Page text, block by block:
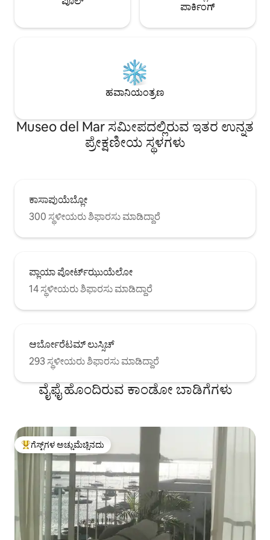
ಪಾರ್ಕಿಂಗ್
ಹವಾನಿಯಂತ್ರಣ
Museo del Mar ಸಮೀಪದಲ್ಲಿರುವ ಇತರ ಉನ್ನತ
ಪ್ರೇಕ್ಷಣೀಯ ಸ್ಥಳಗಳು
ಕಾಸಾಪುಯೆಬ್ಲೋ
300 ಸ್ಥಳೀಯರು ಶಿಫಾರಸು ಮಾಡಿದ್ದಾರೆ
ಪ್ಲಾಯಾ ಪೋರ್ಟ್‌ಝುಯೆಲೋ
14 ಸ್ಥಳೀಯರು ಶಿಫಾರಸು ಮಾಡಿದ್ದಾರೆ
ಆರ್ಬೋರೆಟಮ್ ಲುಸ್ಸಿಚ್
293 ಸ್ಥಳೀಯರು ಶಿಫಾರಸು ಮಾಡಿದ್ದಾರೆ
ವೈಫೈ ಹೊಂದಿರುವ ಕಾಂಡೋ ಬಾಡಿಗೆಗಳು
ಗೆಸ್ಟ್‌ಗಳಿಗೆ ಅತಿ ಹೆಚ್ಚು ಅಚ್ಚುಮೆಚ್ಚಿನದು
ಗೆಸ್ಟ್‌ಗಳ ಅಚ್ಚುಮೆಚ್ಚಿನದು